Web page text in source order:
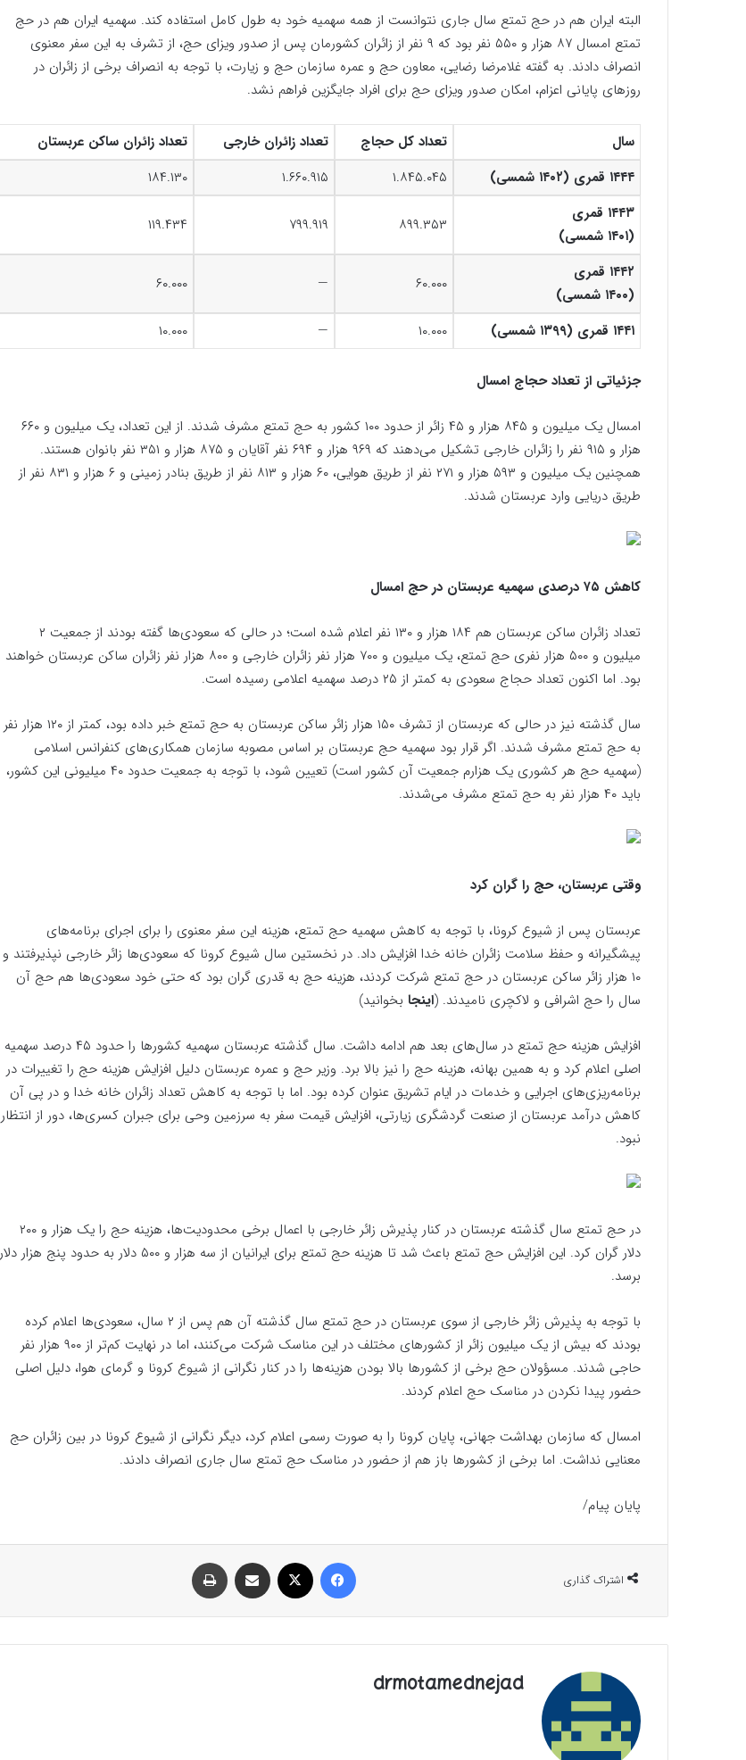
البته ایران هم در حج تمتع سال جاری نتوانست از همه سهمیه خود به طول کامل استفاده کند. سهمیه ایران هم در حج
تمتع امسال ۸۷ هزار و ۵۵۰ نفر بود که ۹ نفر از زائران کشورمان پس از صدور ویزای حج، از تشرف به این سفر معنوی
انصراف دادند. به گفته غلامرضا رضایی، معاون حج و عمره سازمان حج و زیارت، با توجه به انصراف برخی از زائران در
روزهای پایانی اعزام، امکان صدور ویزای حج برای افراد جایگزین فراهم نشد.
سال تعداد کل حجاج تعداد زائران خارجی
تعداد زائران ساکن عربستان
۱۴۴۴ قمری (۱۴۰۲ شمسی)
۱.۸۴۵.۰۴۵ ۱.۶۶۰.۹۱۵
۱۸۴.۱۳۰
۱۴۴۳ قمری
(۱۴۰۱ شمسی)
۸۹۹.۳۵۳ ۷۹۹.۹۱۹ ۱۱۹.۴۳۴
۱۴۴۲ قمری
(۱۴۰۰ شمسی)
۶۰.۰۰۰ — ۶۰.۰۰۰
۱۴۴۱ قمری (۱۳۹۹ شمسی) ۱۰.۰۰۰ — ۱۰.۰۰۰
جزئیاتی از تعداد حجاج امسال
امسال یک میلیون و ۸۴۵ هزار و ۴۵ زائر از حدود ۱۰۰ کشور به حج تمتع مشرف شدند. از این تعداد، یک میلیون و ۶۶۰
هزار و ۹۱۵ نفر را زائران خارجی تشکیل می‌دهند که ۹۶۹ هزار و ۶۹۴ نفر آقایان و ۸۷۵ هزار و ۳۵۱ نفر بانوان هستند.
همچنین یک میلیون و ۵۹۳ هزار و ۲۷۱ نفر از طریق هوایی، ۶۰ هزار و ۸۱۳ نفر از طریق بنادر زمینی و ۶ هزار و ۸۳۱ نفر از
طریق دریایی وارد عربستان شدند.
کاهش ۷۵ درصدی سهمیه عربستان در حج امسال
تعداد زائران ساکن عربستان هم ۱۸۴ هزار و ۱۳۰ نفر اعلام شده است؛ در حالی که سعودی‌ها گفته بودند از جمعیت ۲
میلیون و ۵۰۰ هزار نفری حج تمتع، یک میلیون و ۷۰۰ هزار نفر زائران خارجی و ۸۰۰ هزار نفر زائران ساکن عربستان خواهند
بود. اما اکنون تعداد حجاج سعودی به کمتر از ۲۵ درصد سهمیه اعلامی رسیده است.
سال گذشته نیز در حالی که عربستان از تشرف ۱۵۰ هزار زائر ساکن عربستان به حج تمتع خبر داده بود، کمتر از ۱۲۰ هزار نفر
به حج تمتع مشرف شدند. اگر قرار بود سهمیه حج عربستان بر اساس مصوبه سازمان همکاری‌های کنفرانس اسلامی
(سهمیه حج هر کشوری یک هزارم جمعیت آن کشور است) تعیین شود، با توجه به جمعیت حدود ۴۰ میلیونی این کشور،
باید ۴۰ هزار نفر به حج تمتع مشرف می‌شدند.
وقتی عربستان، حج را گران کرد
عربستان پس از شیوع کرونا، با توجه به کاهش سهمیه حج تمتع، هزینه این سفر معنوی را برای اجرای برنامه‌های
پیشگیرانه و حفظ سلامت زائران خانه خدا افزایش داد. در نخستین سال شیوع کرونا که سعودی‌ها زائر خارجی نپذیرفتند و
۱۰ هزار زائر ساکن عربستان در حج تمتع شرکت کردند، هزینه حج به قدری گران بود که حتی خود سعودی‌ها هم حج آن
سال را حج اشرافی و لاکچری نامیدند. (اینجا بخوانید)
افزایش هزینه حج تمتع در سال‌های بعد هم ادامه داشت. سال گذشته عربستان سهمیه کشورها را حدود ۴۵ درصد سهمیه
اصلی اعلام کرد و به همین بهانه، هزینه حج را نیز بالا برد. وزیر حج و عمره عربستان دلیل افزایش هزینه حج را تغییرات در
برنامه‌ریزی‌های اجرایی و خدمات در ایام تشریق عنوان کرده بود. اما با توجه به کاهش تعداد زائران خانه خدا و در پی آن
کاهش درآمد عربستان از صنعت گردشگری زیارتی، افزایش قیمت سفر به سرزمین وحی برای جبران کسری‌ها، دور از انتظار
نبود.
در حج تمتع سال گذشته عربستان در کنار پذیرش زائر خارجی با اعمال برخی محدودیت‌ها، هزینه حج را یک هزار و ۲۰۰
دلار گران کرد. این افزایش حج تمتع باعث شد تا هزینه حج تمتع برای ایرانیان از سه هزار و ۵۰۰ دلار به حدود پنج هزار دلار
برسد.
با توجه به پذیرش زائر خارجی از سوی عربستان در حج تمتع سال گذشته آن هم پس از ۲ سال، سعودی‌ها اعلام کرده
بودند که بیش از یک میلیون زائر از کشورهای مختلف در این مناسک شرکت می‌کنند، اما در نهایت کم‌تر از ۹۰۰ هزار نفر
حاجی شدند. مسؤولان حج برخی از کشورها بالا بودن هزینه‌ها را در کنار نگرانی از شیوع کرونا و گرمای هوا، دلیل اصلی
حضور پیدا نکردن در مناسک حج اعلام کردند.
امسال که سازمان بهداشت جهانی، پایان کرونا را به صورت رسمی اعلام کرد، دیگر نگرانی از شیوع کرونا در بین زائران حج
معنایی نداشت. اما برخی از کشورها باز هم از حضور در مناسک حج تمتع سال جاری انصراف دادند.
پایان پیام/
اشتراک گذاری
فیسبوک ایکس اشتراک گذاری با ایمیل
drmotamednejad